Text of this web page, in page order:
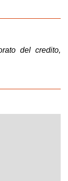
del credito,